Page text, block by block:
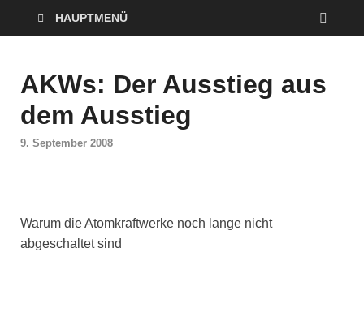
HAUPTMENÜ
AKWs: Der Ausstieg aus
dem Ausstieg
9. September 2008
Warum die Atomkraftwerke noch lange nicht
abgeschaltet sind